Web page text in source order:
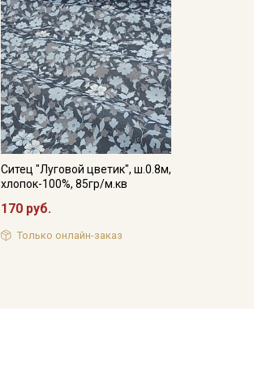
Ситец "Луговой цветик", ш.0.8м,
хлопок-100%, 85гр/м.кв
170 руб.
Только онлайн-заказ